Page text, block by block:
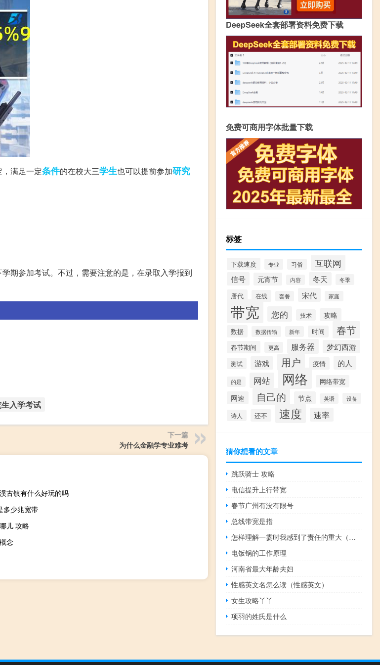
满足一定条件的在校大三学生也可以提前参加研究
期参加考试。不过，需要注意的是，在录取入学报到
入学考试
下一篇
为什么金融学专业难考
古镇有什么好玩的吗
多少兆宽带
儿 攻略
念
DeepSeek全套部署资料免费下载
免费可商用字体批量下载
标签
下载速度 专业 习俗 互联网
信号 元宵节 内容 冬天 冬季
唐代 在线 套餐 宋代 家庭
带宽 您的 技术 攻略
数据 数据传输 新年 时间 春节
春节期间 更高 服务器 梦幻西游
测试 游戏 用户 疫情 的人
的是 网站 网络 网络带宽
网速 自己的 节点 英语 设备
诗人 还不 速度 速率
猜你想看的文章
跳跃骑士 攻略
电信提升上行带宽
春节广州有没有限号
总线带宽是指
怎样理解一霎时我感到了责任的重大（一霎时我感到了责任的重大）
电饭锅的工作原理
河南省最大年龄夫妇
性感英文名怎么读（性感英文）
女生攻略丫丫
项羽的姓氏是什么